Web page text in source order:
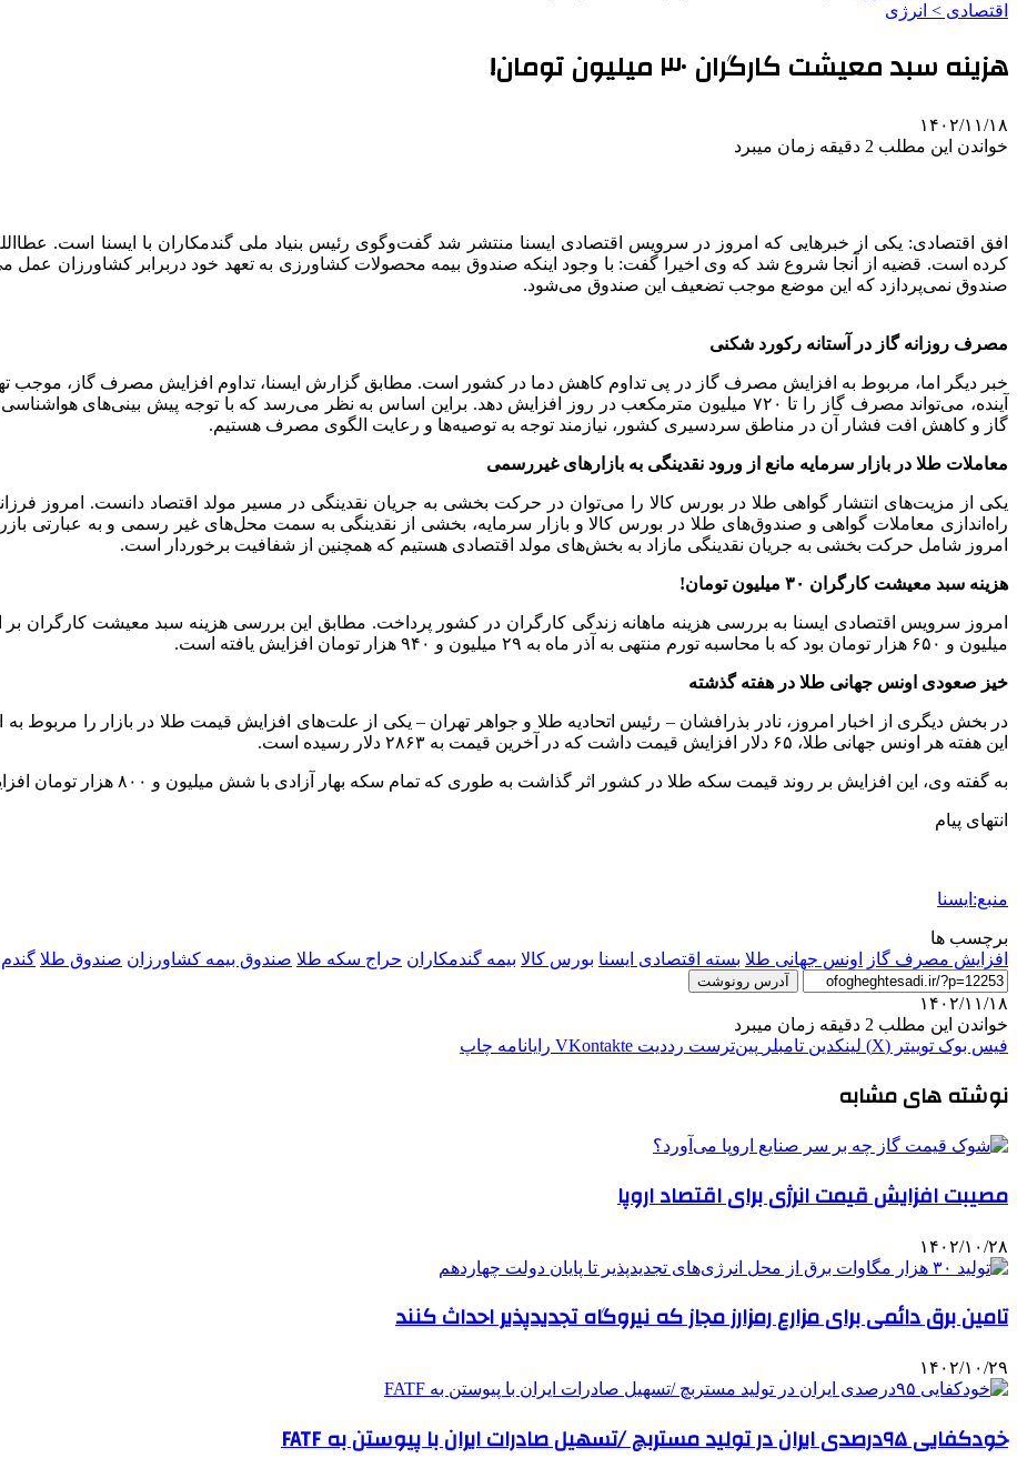
اقتصادی > انرژی
هزینه سبد معیشت کارگران ۳۰ میلیون تومان!
۱۴۰۲/۱۱/۱۸
خواندن این مطلب 2 دقیقه زمان میبرد
افق اقتصادی: یکی از خبرهایی که امروز در سرویس اقتصادی ایسنا منتشر شد گفت‌وگوی رئیس بنیاد ملی گندمکاران با ایسنا است.
کرده است. قضیه از آنجا شروع شد که وی اخیرا گفت: با وجود اینکه صندوق بیمه محصولات کشاورزی به تعهد خود دربرابر کشاورزان عمل
صندوق نمی‌پردازد که این موضع موجب تضعیف این صندوق می‌شود.
مصرف روزانه گاز در آستانه رکورد شکنی
خبر دیگر اما، مربوط به افزایش مصرف گاز در پی تداوم کاهش دما در کشور است. مطابق گزارش ایسنا، تداوم افزایش مصرف گاز، موجب
آینده، می‌تواند مصرف گاز را تا ۷۲۰ میلیون مترمکعب در روز افزایش دهد. براین اساس به نظر می‌رسد که با توجه پیش
گاز و کاهش افت فشار آن در مناطق سردسیری کشور، نیازمند توجه به توصیه‌ها و رعایت الگوی مصرف هستیم.
معاملات طلا در بازار سرمایه مانع از ورود نقدینگی به بازارهای غیررسمی
یکی از مزیت‌های انتشار گواهی طلا در بورس کالا را می‌توان در حرکت بخشی به جریان نقدینگی در مسیر مولد اقتصاد دانست. امروز
راه‌اندازی معاملات گواهی و صندوق‌های طلا در بورس کالا و بازار سرمایه، بخشی از نقدینگی به سمت محل‌های غیر رسمی و به عبارتی بازر
امروز شامل حرکت بخشی به جریان نقدینگی مازاد به بخش‌های مولد اقتصادی هستیم که همچنین از شفافیت برخوردار است.
هزینه سبد معیشت کارگران ۳۰ میلیون تومان!
میلیون و ۶۵۰ هزار تومان بود که با محاسبه تورم منتهی به آذر ماه به ۲۹ میلیون و ۹۴۰ هزار تومان افزایش یافته است.
خیز صعودی اونس جهانی طلا در هفته گذشته
در بخش دیگری از اخبار امروز، نادر بذرافشان – رئیس اتحادیه طلا و جواهر تهران – یکی از علت‌های افزایش قیمت طلا در بازار را
این هفته هر اونس جهانی طلا، ۶۵ دلار افزایش قیمت داشت که در آخرین قیمت به ۲۸۶۳ دلار رسیده است.
به گفته وی، این افزایش بر روند قیمت سکه طلا در کشور اثر گذاشت به طوری که تمام سکه بهار آزادی با شش میلیون و ۸۰۰ هزار تومان افزایش در آخرین قیمت بازار به ۶۸ میلیون و ۶۰۰ هزار تومان رسید.
انتهای پیام
منبع:ایسنا
برچسب ها
افزایش مصرف گاز
اونس جهانی طلا بسته اقتصادی ایسنا بورس كالا بیمه گندمکاران حراج سکه طلا صندوق بیمه کشاورزان صندوق طلا گندم
آدرس رونوشت
۱۴۰۲/۱۱/۱۸
خواندن این مطلب 2 دقیقه زمان میبرد
فیس بوک توییتر (X) لینکدین ‫تامبلر ‫پین‌ترست ‫رددیت ‫VKontakte رایانامه چاپ
نوشته های مشابه
مصیبت افزایش قیمت انرژی برای اقتصاد اروپا
۱۴۰۲/۱۰/۲۸
تامین برق دائمی برای مزارع رمزارز مجاز که نیروگاه تجدیدپذیر احداث کنند
۱۴۰۲/۱۰/۲۹
خودکفایی ۹۵درصدی ایران در تولید مستربچ /تسهیل صادرات ایران با پیوستن به ‌FATF